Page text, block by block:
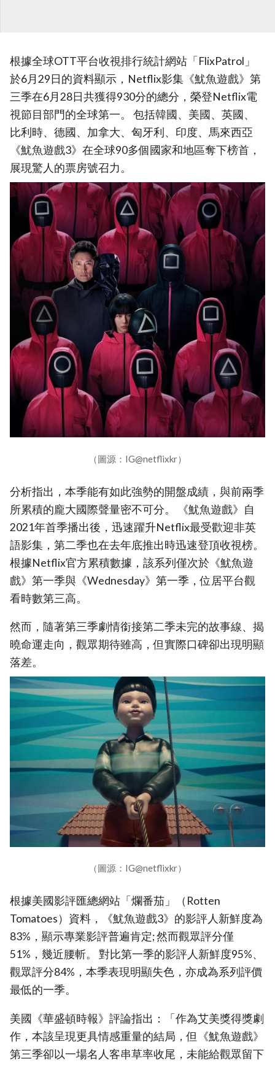
根據全球OTT平台收視排行統計網站「FlixPatrol」
於6月29日的資料顯示，Netflix影集《魷魚遊戲》第
三季在6月28日共獲得930分的總分，榮登Netflix電
視節目部門的全球第一。 包括韓國、美國、英國、
比利時、德國、加拿大、匈牙利、印度、馬來西亞
《魷魚遊戲3》在全球90多個國家和地區奪下榜首，
展現驚人的票房號召力。
（圖源：IG@netflixkr）
分析指出，本季能有如此強勢的開盤成績，與前兩季
所累積的龐大國際聲量密不可分。 《魷魚遊戲》自
2021年首季播出後，迅速躍升Netflix最受歡迎非英
語影集，第二季也在去年底推出時迅速登頂收視榜。
根據Netflix官方累積數據，該系列僅次於《魷魚遊
戲》第一季與《Wednesday》第一季，位居平台觀
看時數第三高。
然而，隨著第三季劇情銜接第二季未完的故事線、揭
曉命運走向，觀眾期待雖高，但實際口碑卻出現明顯
落差。
（圖源：IG@netflixkr）
根據美國影評匯總網站「爛番茄」（Rotten
Tomatoes）資料，《魷魚遊戲3》的影評人新鮮度為
83%，顯示專業影評普遍肯定; 然而觀眾評分僅
51%，幾近腰斬。 對比第一季的影評人新鮮度95%、
觀眾評分84%，本季表現明顯失色，亦成為系列評價
最低的一季。
美國《華盛頓時報》評論指出：「作為艾美獎得獎劇
作，本該呈現更具情感重量的結局，但《魷魚遊戲》
第三季卻以一場名人客串草率收尾，未能給觀眾留下